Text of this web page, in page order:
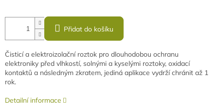
Přidat do košíku
Čisticí a elektroizolační roztok pro dlouhodobou ochranu
elektroniky před vlhkostí, solnými a kyselými roztoky, oxidací
kontaktů a následným zkratem, jediná aplikace vydrží chránit až 1
rok.
Detailní informace